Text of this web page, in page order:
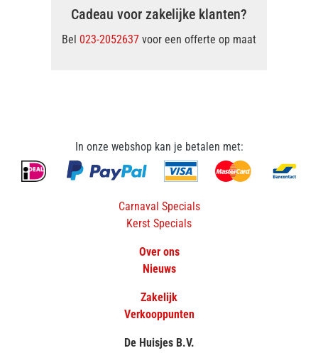
Cadeau voor zakelijke klanten?
Bel 023-2052637 voor een offerte op maat
In onze webshop kan je betalen met:
Carnaval Specials
Kerst Specials
Over ons
Nieuws
Zakelijk
Verkooppunten
De Huisjes B.V.